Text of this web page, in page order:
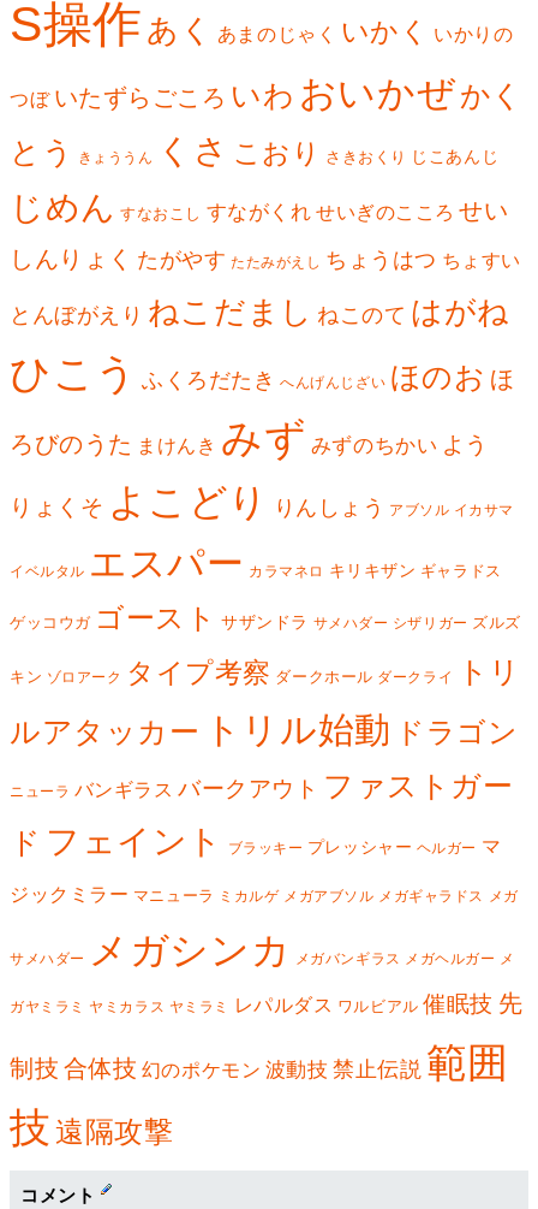
S操作 あく あまのじゃく いかく いかりの
つぼ いたずらごころ いわ おいかぜかく
とう
きょううん くさ こおり さきおくり じこあんじ
じめん すなおこし すながくれ せいぎのこころ せい
しんりょく たがやす たたみがえし ちょうはつ ちょすい
とんぼがえり ねこだまし ねこのて はがね
ひこう ふくろだたき へんげんじざい ほのお ほ
ろびのうた まけんき みず みずのちかい よう
りょくそ よこどり りんしょう アブソル イカサマ
イベルタル エスパー カラマネロ キリキザン ギャラドス
ゲッコウガ ゴースト サザンドラ サメハダー シザリガー ズルズ
キン ゾロアーク タイプ考察 ダークホール ダークライ
トリ
ルアタッカー
トリル始動 ドラゴン
ニューラ バンギラス バークアウト ファストガー
ド フェイント ブラッキー プレッシャー ヘルガー マ
ジックミラー マニューラ ミカルゲ メガアブソル メガギャラドス メガ
サメハダー メガシンカ メガバンギラス メガヘルガー メ
ガヤミラミ ヤミカラス ヤミラミ レパルダス ワルビアル 催眠技 先
制技 合体技 幻のポケモン 波動技 禁止伝説 範囲
技遠隔攻撃
コメント